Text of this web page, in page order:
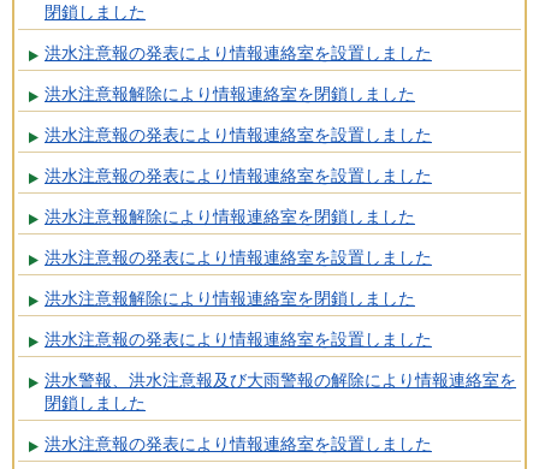
閉鎖しました
洪水注意報の発表により情報連絡室を設置しました
洪水注意報解除により情報連絡室を閉鎖しました
洪水注意報の発表により情報連絡室を設置しました
洪水注意報の発表により情報連絡室を設置しました
洪水注意報解除により情報連絡室を閉鎖しました
洪水注意報の発表により情報連絡室を設置しました
洪水注意報解除により情報連絡室を閉鎖しました
洪水注意報の発表により情報連絡室を設置しました
洪水警報、洪水注意報及び大雨警報の解除により情報連絡室を
閉鎖しました
洪水注意報の発表により情報連絡室を設置しました